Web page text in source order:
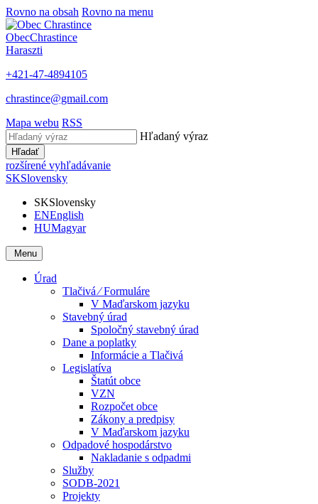
Rovno na obsah Rovno na menu
ObecChrastince
Haraszti
+421-47-4894105
chrastince@gmail.com
Mapa webu RSS
Hľadaný výraz
Hľadať
rozšírené vyhľadávanie
SKSlovensky
SKSlovensky
ENEnglish
HUMagyar
Menu
Úrad
Tlačivá ⁄ Formuláre
V Maďarskom jazyku
Stavebný úrad
Spoločný stavebný úrad
Dane a poplatky
Informácie a Tlačivá
Legislatíva
Štatút obce
VZN
Rozpočet obce
Zákony a predpisy
V Maďarskom jazyku
Odpadové hospodárstvo
Nakladanie s odpadmi
Služby
SODB-2021
Projekty